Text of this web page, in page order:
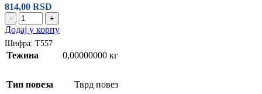
814,00 RSD
- +
Додај у корпу
Шифра: Т557
Тежина 0,00000000 кг
Тип повеза Тврд повез